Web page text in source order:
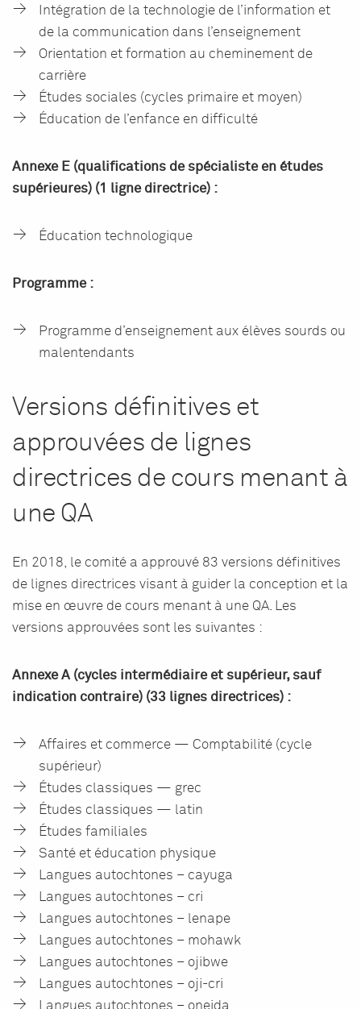
Intégration de la technologie de l’information et
de la communication dans l’enseignement
Orientation et formation au cheminement de
carrière
Études sociales (cycles primaire et moyen)
Éducation de l’enfance en difficulté
Annexe E (qualifications de spécialiste en études
supérieures) (1 ligne directrice) :
Éducation technologique
Programme :
Programme d’enseignement aux élèves sourds ou
malentendants
Versions définitives et
approuvées de lignes
directrices de cours menant à
une QA
En 2018, le comité a approuvé 83 versions définitives
de lignes directrices visant à guider la conception et la
mise en œuvre de cours menant à une QA. Les
versions approuvées sont les suivantes :
Annexe A (cycles intermédiaire et supérieur, sauf
indication contraire) (33 lignes directrices) :
Affaires et commerce — Comptabilité (cycle
supérieur)
Études classiques — grec
Études classiques — latin
Études familiales
Santé et éducation physique
Langues autochtones – cayuga
Langues autochtones – cri
Langues autochtones – lenape
Langues autochtones – mohawk
Langues autochtones – ojibwe
Langues autochtones – oji-cri
Langues autochtones – oneida